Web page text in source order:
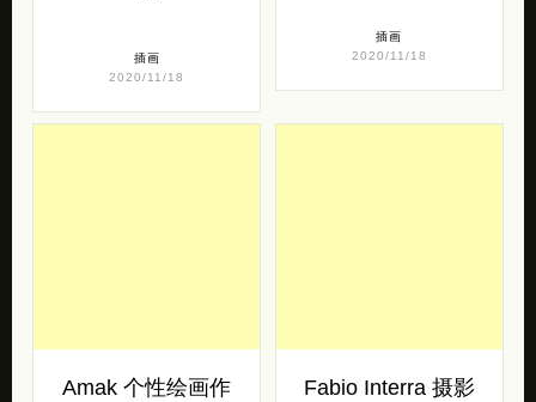
插画
2020/11/18
插画
2020/11/18
Amak 个性绘画作
Fabio Interra 摄影